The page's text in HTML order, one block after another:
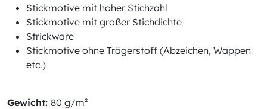
Stickmotive mit hoher Stichzahl
Stickmotive mit großer Stichdichte
Strickware
Stickmotive ohne Trägerstoff (Abzeichen, Wappen
etc.)
Gewicht: 80 g/m²